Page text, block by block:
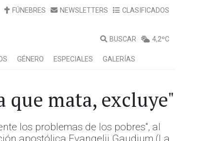
FÚNEBRES NEWSLETTERS CLASIFICADOS
BUSCAR 4,2ºC
GÉNERO ESPECIALES GALERÍAS
que mata, excluye"
los problemas de los pobres", al
apostólica Evangelii Gaudium (La